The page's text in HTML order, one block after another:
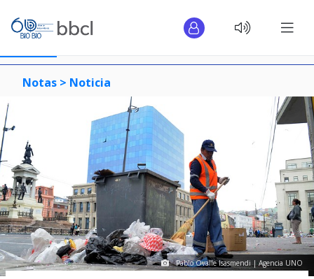
Notas > Noticia
Pablo Ovalle Isasmendi | Agencia UNO